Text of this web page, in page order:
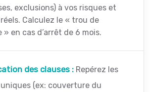
exclusions) à vos risques et
Calculez le « trou de
» en cas d’arrêt de 6 mois.
des clauses : Repérez les
(ex: couverture du